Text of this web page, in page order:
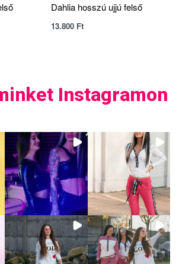
Dahlia hosszú ujjú felső
13.800 Ft
Instagramon